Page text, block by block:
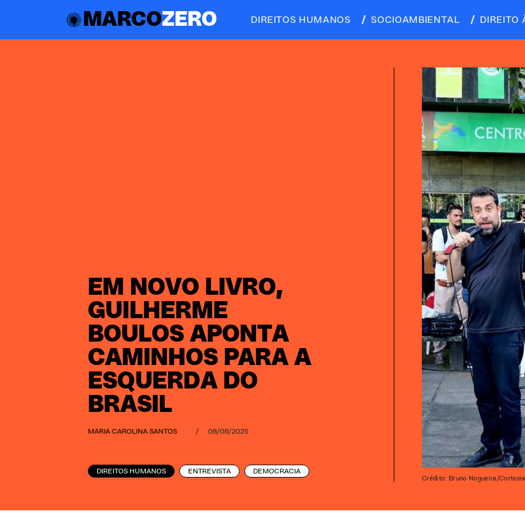
MARCOZERO DIREITOS HUMANOS SOCIOAMBIENTAL DIREITO
EM NOVO LIVRO,
GUILHERME
BOULOS APONTA
CAMINHOS PARA A
ESQUERDA DO
BRASIL
MARIA CAROLINA SANTOS / 08/08/2025
DIREITOS HUMANOS ENTREVISTA DEMOCRACIA
Crédito: Bruno Nogueira/Cortesia